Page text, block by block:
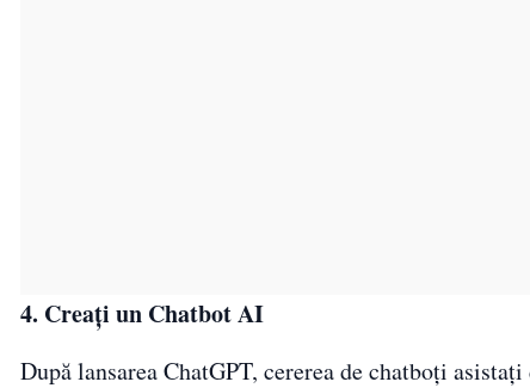
4. Creați un Chatbot AI
După lansarea ChatGPT, cererea de chatboți